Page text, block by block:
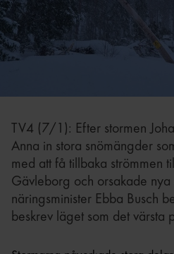
TV4 (7/1): Efter stormen
Anna in stora snömängder
med att få tillbaka strömmen
Gävleborg och orsakade nya
näringsminister Ebba Busch
beskrev läget som det värsta